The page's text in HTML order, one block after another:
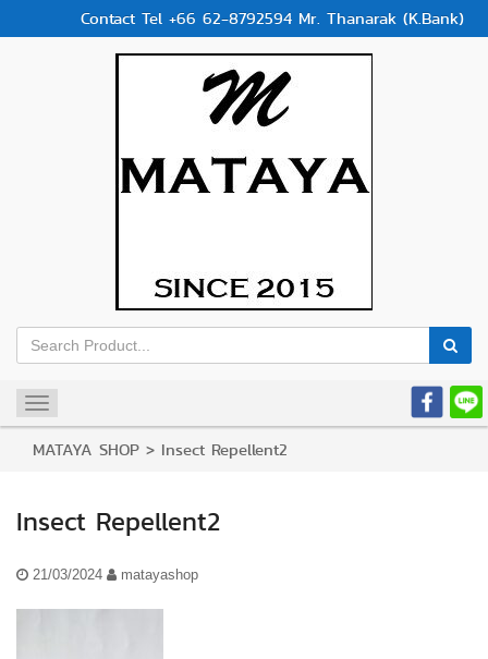
Contact Tel +66 62-8792594 Mr. Thanarak (K.Bank)
Toggle
navigation
MATAYA SHOP > Insect Repellent2
Insect Repellent2
21/03/2024 matayashop